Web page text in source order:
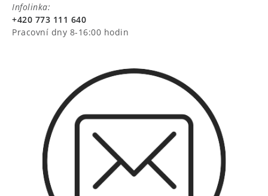
Infolinka:
+420 773 111 640
Pracovní dny 8-16:00 hodin